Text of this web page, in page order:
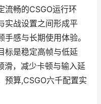
流畅的CSGO运行环
实战设置之间形成平
感与长期使用体验。
标是稳定高帧与低延
滑，减少卡顿与输入延
预算,CSGO六千配置实